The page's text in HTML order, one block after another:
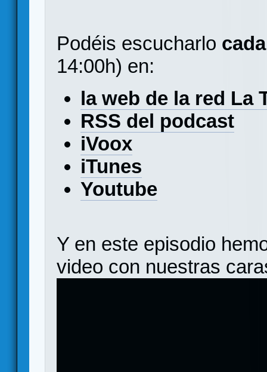
Podéis escucharlo
14:00h) en:
la web de la red La
RSS del podcast
iVoox
iTunes
Youtube
Y en este episodio
video con nuestras